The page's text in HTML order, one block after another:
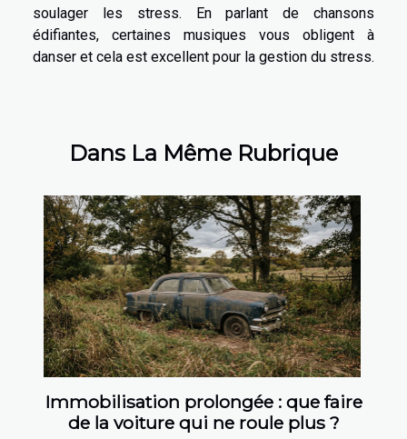
soulager les stress. En parlant de chansons
édifiantes, certaines musiques vous obligent à
danser et cela est excellent pour la gestion du stress.
Dans La Même Rubrique
Immobilisation prolongée : que faire
de la voiture qui ne roule plus ?